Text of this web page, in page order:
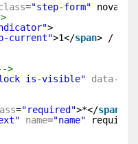
="step-form"
>
current">1</span> / <
>
is-visible"
data-
="required">*</span
name="name"